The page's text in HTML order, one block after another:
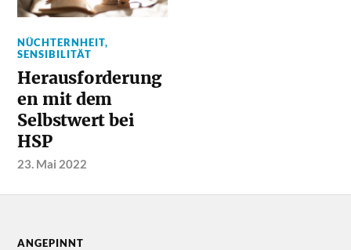
NÜCHTERNHEIT,
SENSIBILITÄT
Herausforderung
en mit dem
Selbstwert bei
HSP
23. Mai 2022
ANGEPINNT